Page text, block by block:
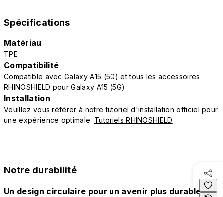
Spécifications
Matériau
TPE
Compatibilité
Compatible avec Galaxy A15 (5G) et tous les accessoires
RHINOSHIELD pour Galaxy A15 (5G)
Installation
Veuillez vous référer à notre tutoriel d'installation officiel pour
une expérience optimale. Tutoriels RHINOSHIELD
Notre durabilité
Un design circulaire pour un avenir plus durable